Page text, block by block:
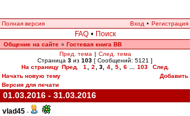
Полная версия Вход • Регистрация
FAQ • Поиск
Общение на сайте » Гостевая книга ВВ
Пред. тема | След. тема
Страница 3 из 103 [ Сообщений: 5121 ]
На страницу Пред. 1 2 3, 4 5 6 103
След.
Начать новую тему
Добавить
Версия для печати
01.03.2016 - 31.03.2016
vlad45 -